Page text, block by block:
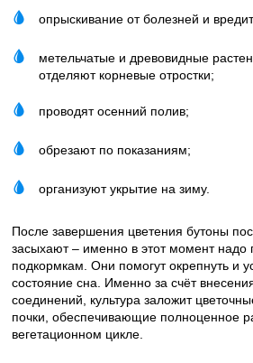
опрыскивание от болезней и
метельчатые и древовидные
отделяют корневые отростки;
проводят осенний полив;
обрезают по показаниям;
организуют укрытие на зиму.
После завершения цветения бутоны
засыхают – именно в этот момент надо
подкормкам. Они помогут окрепнуть и
состояние сна. Именно за счёт
соединений, культура заложит
почки, обеспечивающие полноценное
вегетационном цикле.